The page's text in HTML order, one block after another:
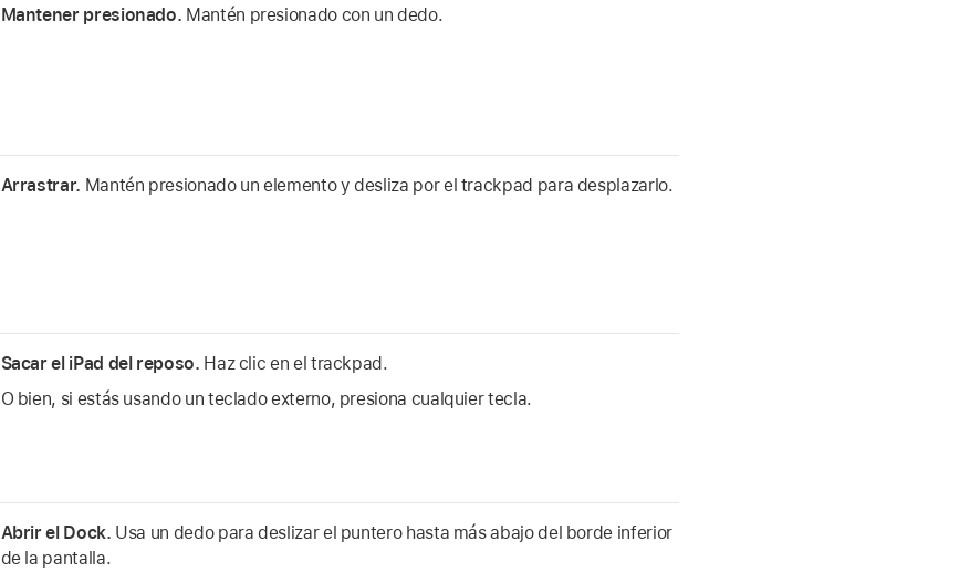
Mantener presionado. Mantén presionado con un dedo.
Arrastrar. Mantén presionado un elemento y desliza por el trackpad para desplazarlo.
Sacar el iPad del reposo. Haz clic en el trackpad.
O bien, si estás usando un teclado externo, presiona cualquier tecla.
Abrir el Dock. Usa un dedo para deslizar el puntero hasta más abajo del borde inferior
de la pantalla.